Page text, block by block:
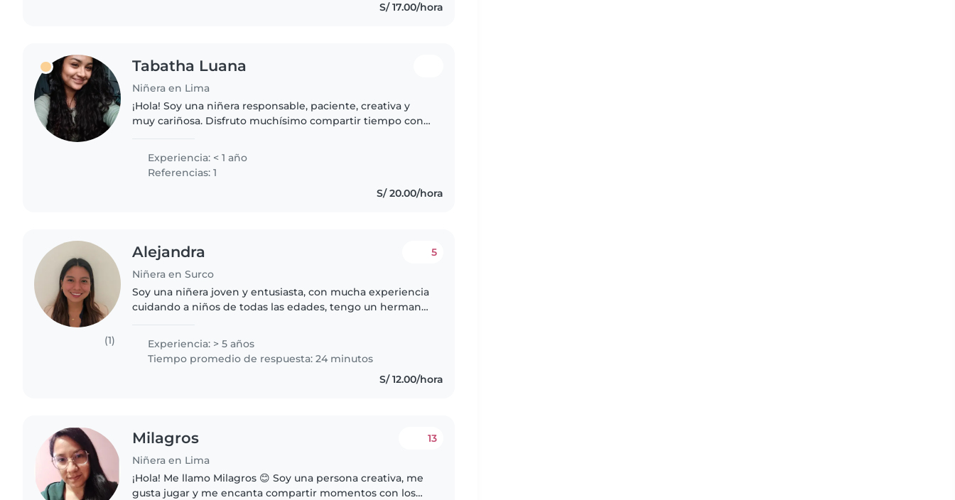
S/ 17.00/hora
Tabatha Luana
Niñera en Lima
¡Hola! Soy una niñera responsable, paciente, creativa y
muy cariñosa. Disfruto muchísimo compartir tiempo con
cada día sea una..
Experiencia: < 1 año
Referencias: 1
S/ 20.00/hora
(1)
Alejandra
Niñera en Surco
5
Soy una niñera joven y entusiasta, con mucha experiencia
cuidando a niños de todas las edades, tengo un hermano
rodeada de mis primos..
Experiencia: > 5 años
Tiempo promedio de respuesta: 24 minutos
S/ 12.00/hora
Milagros
Niñera en Lima
13
¡Hola! Me llamo Milagros 😊 Soy una persona creativa, me
gusta jugar y me encanta compartir momentos con los